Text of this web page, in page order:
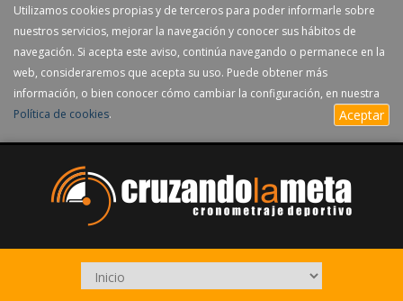
Utilizamos cookies propias y de terceros para poder informarle sobre
nuestros servicios, mejorar la navegación y conocer sus hábitos de
navegación. Si acepta este aviso, continúa navegando o permanece en la
web, consideraremos que acepta su uso. Puede obtener más
información, o bien conocer cómo cambiar la configuración, en nuestra
Política de cookies. Aceptar